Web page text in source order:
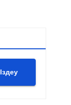
Іздеу